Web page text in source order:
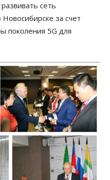
сеть
за счет
поколения 5G для